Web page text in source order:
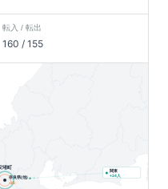
転入 / 転出
160 / 155
奈良県(他)
-25
堵町
関東
+34人